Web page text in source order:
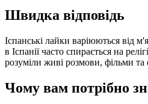
Швидка відповідь
Іспанські лайки варіюються від
в Іспанії часто спирається на
розуміли живі розмови, фільми та
Чому вам потрібно